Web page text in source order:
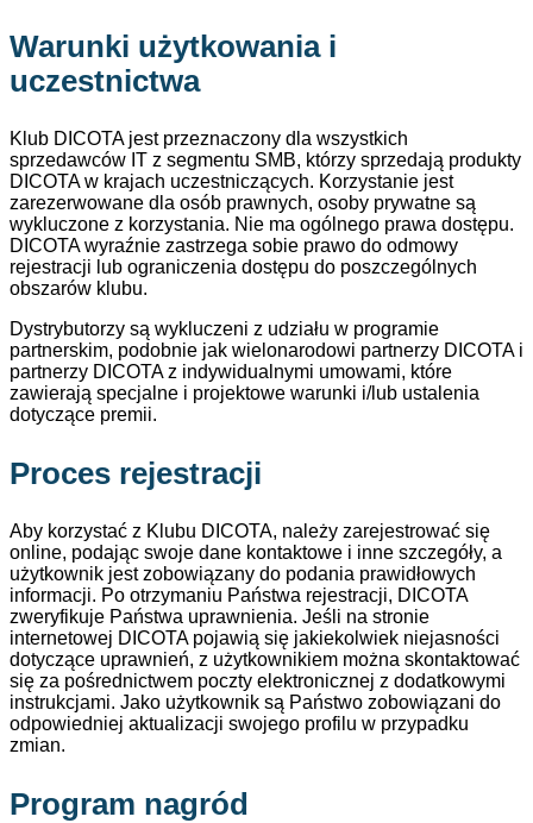
Warunki użytkowania i
uczestnictwa
Klub DICOTA jest przeznaczony dla wszystkich
sprzedawców IT z segmentu SMB, którzy sprzedają produkty
DICOTA w krajach uczestniczących. Korzystanie jest
zarezerwowane dla osób prawnych, osoby prywatne są
wykluczone z korzystania. Nie ma ogólnego prawa dostępu.
DICOTA wyraźnie zastrzega sobie prawo do odmowy
rejestracji lub ograniczenia dostępu do poszczególnych
obszarów klubu.
Dystrybutorzy są wykluczeni z udziału w programie
partnerskim, podobnie jak wielonarodowi partnerzy DICOTA i
partnerzy DICOTA z indywidualnymi umowami, które
zawierają specjalne i projektowe warunki i/lub ustalenia
dotyczące premii.
Proces rejestracji
Aby korzystać z Klubu DICOTA, należy zarejestrować się
online, podając swoje dane kontaktowe i inne szczegóły, a
użytkownik jest zobowiązany do podania prawidłowych
informacji. Po otrzymaniu Państwa rejestracji, DICOTA
zweryfikuje Państwa uprawnienia. Jeśli na stronie
internetowej DICOTA pojawią się jakiekolwiek niejasności
dotyczące uprawnień, z użytkownikiem można skontaktować
się za pośrednictwem poczty elektronicznej z dodatkowymi
instrukcjami. Jako użytkownik są Państwo zobowiązani do
odpowiedniej aktualizacji swojego profilu w przypadku
zmian.
Program nagród